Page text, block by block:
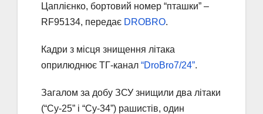
Цаплієнко, бортовий номер “пташки” –
RF95134, передає DROBRO.
Кадри з місця знищення літака
оприлюднює ТГ-канал “DroBro7/24”.
Загалом за добу ЗСУ знищили два літаки
(“Су-25” і “Су-34”) рашистів, один